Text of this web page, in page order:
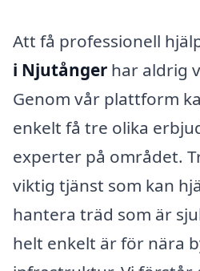
Att få professionell
i Njutånger har aldrig
Genom vår plattform
enkelt få tre olika
experter på området.
viktig tjänst som kan
hantera träd som är
helt enkelt är för nära